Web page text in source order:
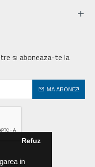
in
Refuz
si aboneaza-te la
MA ABONEZ!